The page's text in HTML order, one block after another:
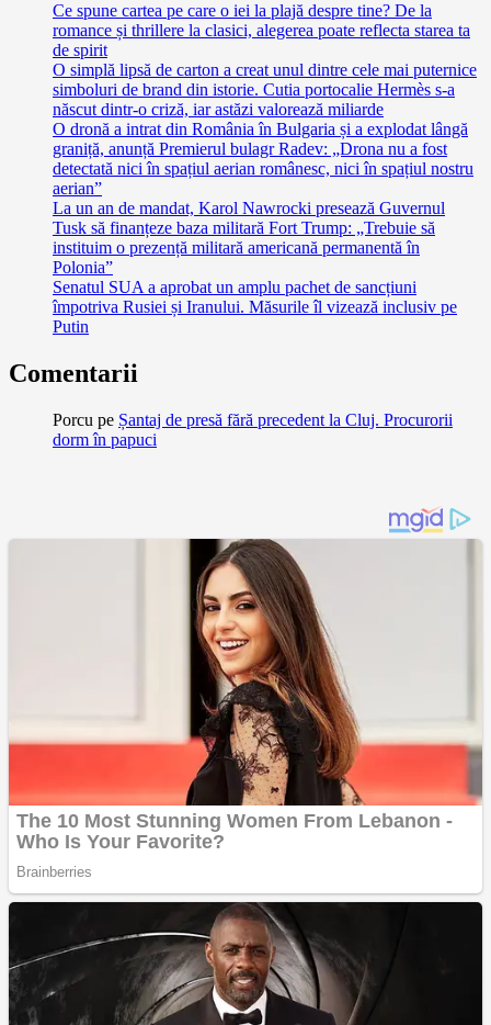
Ce spune cartea pe care o iei la plajă despre tine? De la
romance și thrillere la clasici, alegerea poate reflecta starea ta
de spirit
O simplă lipsă de carton a creat unul dintre cele mai puternice
simboluri de brand din istorie. Cutia portocalie Hermès s-a
născut dintr-o criză, iar astăzi valorează miliarde
O dronă a intrat din România în Bulgaria și a explodat lângă
graniță, anunță Premierul bulagr Radev: „Drona nu a fost
detectată nici în spațiul aerian românesc, nici în spațiul nostru
aerian”
La un an de mandat, Karol Nawrocki presează Guvernul
Tusk să finanțeze baza militară Fort Trump: „Trebuie să
instituim o prezență militară americană permanentă în
Polonia”
Senatul SUA a aprobat un amplu pachet de sancțiuni
împotriva Rusiei și Iranului. Măsurile îl vizează inclusiv pe
Putin
Comentarii
Porcu pe Șantaj de presă fără precedent la Cluj. Procurorii
dorm în papuci